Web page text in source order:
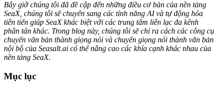
Bây giờ chúng tôi đã đề cập đến những điều cơ bản của nền tảng
SeaX, chúng tôi sẽ chuyển sang các tính năng AI và tự động hóa
tiên tiến giúp SeaX khác biệt với các trung tâm liên lạc đa kênh
phân tán khác. Trong blog này, chúng tôi sẽ chỉ ra cách các công cụ
chuyển văn bản thành giọng nói và chuyển giọng nói thành văn bản
nội bộ của Seasalt.ai có thể nâng cao các khía cạnh khác nhau của
nền tảng SeaX.
Mục lục